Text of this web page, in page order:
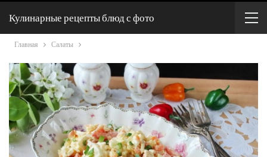
Кулинарные рецепты блюд с фото
Главная Салаты